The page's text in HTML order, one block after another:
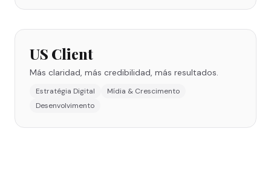
US Client
Más claridad, más credibilidad, más resultados.
Estratégia Digital
Mídia & Crescimento
Desenvolvimento